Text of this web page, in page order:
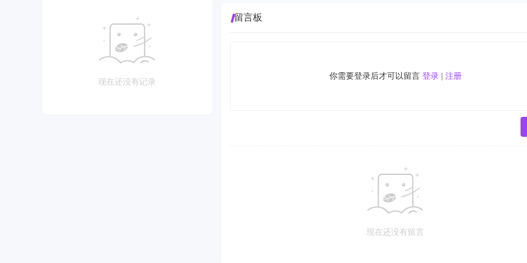
现在还没有记录
留言板
你需要登录后才可以留言 登录| 注册
现在还没有留言